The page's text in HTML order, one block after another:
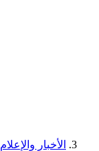
الأخبار والإعلام